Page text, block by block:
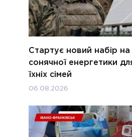
Стартує новий набір на
сонячної енергетики
їхніх сімей
06.08.2026